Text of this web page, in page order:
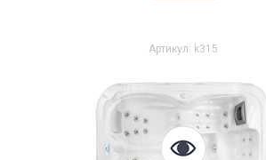
Артикул: k315